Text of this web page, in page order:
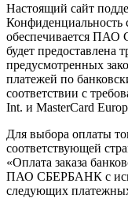
Настоящий сайт
обеспечивается
будет предоставлена
предусмотренных
платежей по
соответствии с
Int. и MasterCard
Для выбора оплаты
соответствующей
«Оплата заказа
ПАО СБЕРБАНК с
следующих